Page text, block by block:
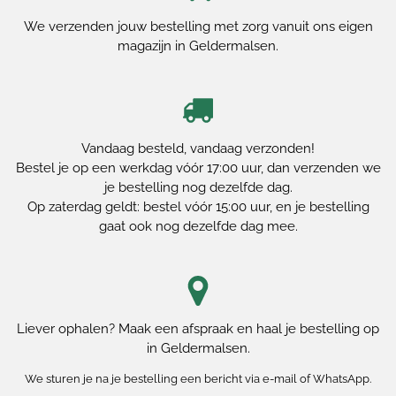
We verzenden jouw bestelling met zorg vanuit ons eigen
magazijn in Geldermalsen.
Vandaag besteld, vandaag verzonden!
Bestel je op een werkdag vóór 17:00 uur, dan verzenden we
je bestelling nog dezelfde dag.
Op zaterdag geldt: bestel vóór 15:00 uur, en je bestelling
gaat ook nog dezelfde dag mee.
Liever ophalen? Maak een afspraak en haal je bestelling op
in Geldermalsen.
We sturen je na je bestelling een bericht via e-mail of WhatsApp.